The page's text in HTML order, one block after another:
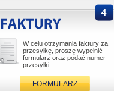
W celu otrzymania faktury za
przesyłkę, proszę wypełnić
formularz oraz podać numer
przesyłki.
FORMULARZ